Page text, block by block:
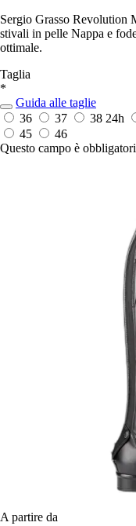
Sergio Grasso Revolution
stivali in pelle Nappa e
ottimale.
Taglia
*
Guida alle taglie
36
37 38 24h
45
46
Questo campo è
A partire da